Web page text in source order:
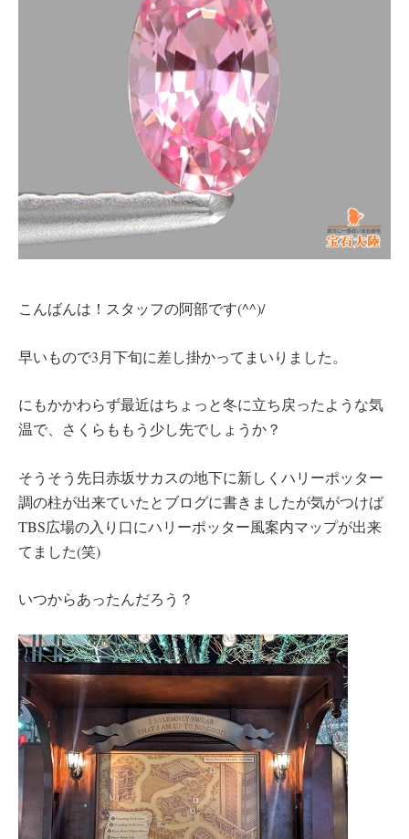
こんばんは！スタッフの阿部です(^^)/
早いもので3月下旬に差し掛かってまいりました。
にもかかわらず最近はちょっと冬に立ち戻ったような気
温で、さくらももう少し先でしょうか？
そうそう先日赤坂サカスの地下に新しくハリーポッター
調の柱が出来ていたとブログに書きましたが気がつけば
TBS広場の入り口にハリーポッター風案内マップが出来
てました(笑)
いつからあったんだろう？